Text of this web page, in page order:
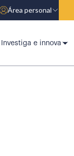
Área personal
Investiga e innova